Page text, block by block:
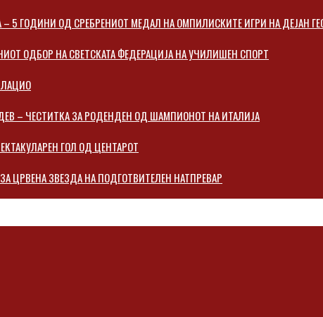
– 5 ГОДИНИ ОД СРЕБРЕНИОТ МЕДАЛ НА ОМПИЛИСКИТЕ ИГРИ НА ДЕЈАН
ОДБОР НА СВЕТСКАТА ФЕДЕРАЦИЈА НА УЧИЛИШЕН СПОРТ
– ЧЕСТИТКА ЗА РОДЕНДЕН ОД ШАМПИОНОТ НА ИТАЛИЈА
ГОЛ ОД ЦЕНТАРОТ
ЦРВЕНА ЗВЕЗДА НА ПОДГОТВИТЕЛЕН НАТПРЕВАР